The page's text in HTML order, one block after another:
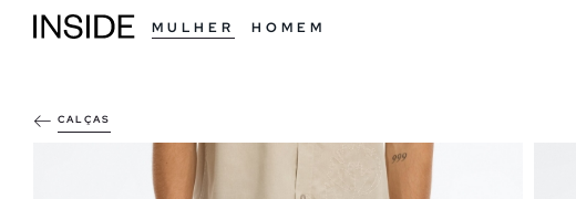
MULHER HOMEM
CALÇAS